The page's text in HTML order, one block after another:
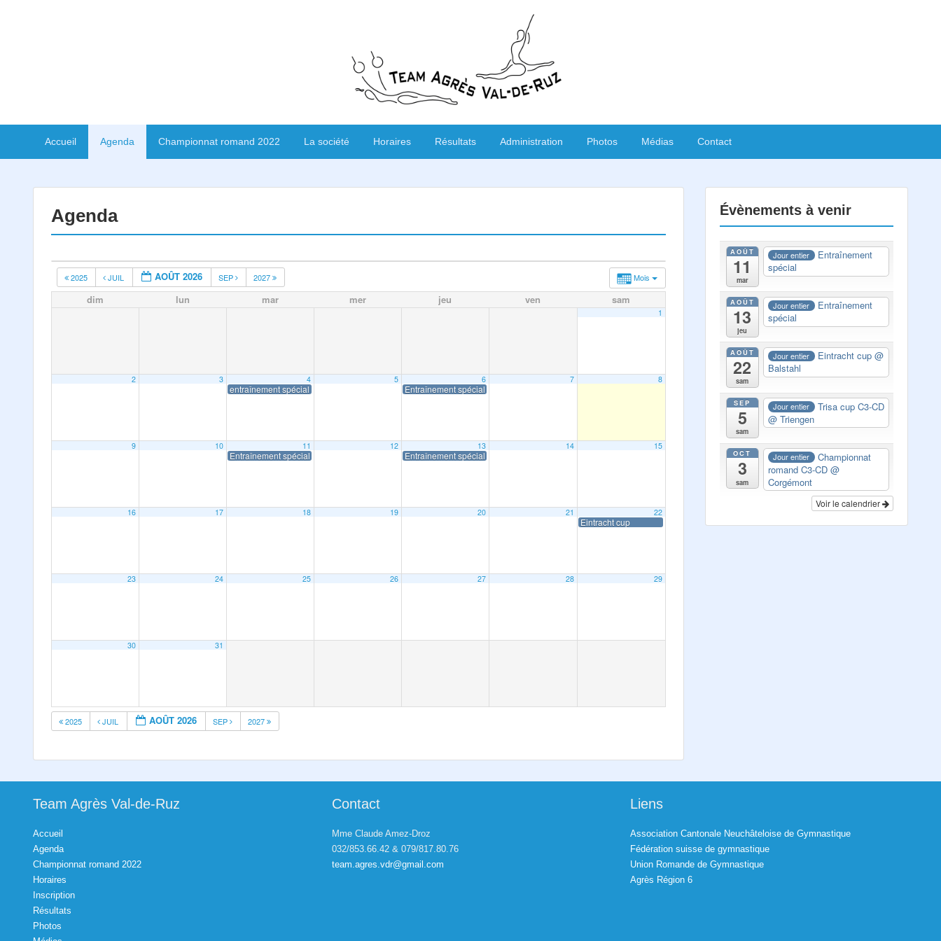
Accueil Agenda Championnat romand 2022 La société Horaires Résultats Administration Photos Médias Contact
Agenda
Mois
2025 JUIL AOÛT 2026 SEP 2027
dim lun mar mer jeu ven sam
1
2 3 4
entraînement spécial
5 6
Entraînement spécial
7 8
9 10 11
Entraînement spécial
12 13
Entraînement spécial
14 15
16 17 18 19 20 21 22
Eintracht cup
23 24 25 26 27 28 29
30 31
2025 JUIL AOÛT 2026 SEP 2027
Évènements à venir
AOÛT
11
mar
Jour entier
Entraînement
spécial
AOÛT
13
jeu
Jour entier
Entraînement
spécial
AOÛT
22
sam
Jour entier Eintracht cup@
Balstahl
SEP
5
sam
Jour entier
Trisa cup C3-CD
@ Triengen
OCT
3
sam
Jour entier
Championnat
romand C3-CD @
Corgémont
Voir le calendrier
Team Agrès Val-de-Ruz
Accueil
Agenda
Championnat romand 2022
Horaires
Inscription
Résultats
Photos
Contact
Mme Claude Amez-Droz
032/853.66.42 & 079/817.80.76
team.agres.vdr@gmail.com
Liens
Association Cantonale Neuchâteloise de Gymnastique
Fédération suisse de gymnastique
Union Romande de Gymnastique
Agrès Région 6